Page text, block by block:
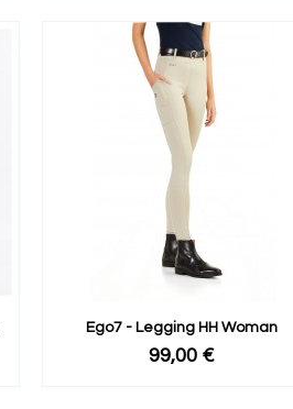
Ego7 - Legging HH Woman
99,00 €